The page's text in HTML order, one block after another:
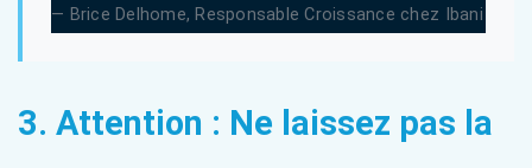
Brice Delhome, Responsable Croissance chez Ibani
3. Attention : Ne laissez pas la